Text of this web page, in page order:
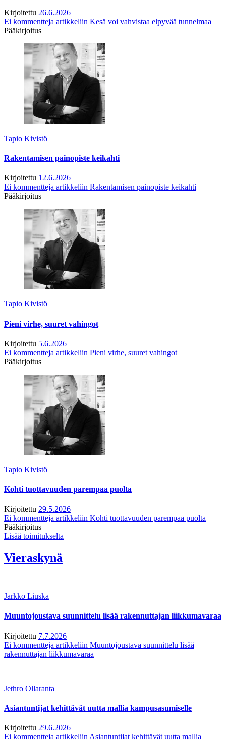
Kirjoitettu 26.6.2026
Ei kommentteja artikkeliin Kesä voi vahvistaa elpyvää tunnelmaa
Pääkirjoitus
Tapio Kivistö
Rakentamisen painopiste keikahti
Kirjoitettu 12.6.2026
Ei kommentteja artikkeliin Rakentamisen painopiste keikahti
Pääkirjoitus
Tapio Kivistö
Pieni virhe, suuret vahingot
Kirjoitettu 5.6.2026
Ei kommentteja artikkeliin Pieni virhe, suuret vahingot
Pääkirjoitus
Tapio Kivistö
Kohti tuottavuuden parempaa puolta
Kirjoitettu 29.5.2026
Ei kommentteja artikkeliin Kohti tuottavuuden parempaa puolta
Pääkirjoitus
Lisää toimitukselta
Vieraskynä
Jarkko Liuska
Muuntojoustava suunnittelu lisää rakennuttajan liikkumavaraa
Kirjoitettu 7.7.2026
Ei kommentteja artikkeliin Muuntojoustava suunnittelu lisää
rakennuttajan liikkumavaraa
Jethro Ollaranta
Asiantuntijat kehittävät uutta mallia kampusasumiselle
Kirjoitettu 29.6.2026
Ei kommentteja artikkeliin Asiantuntijat kehittävät uutta mallia